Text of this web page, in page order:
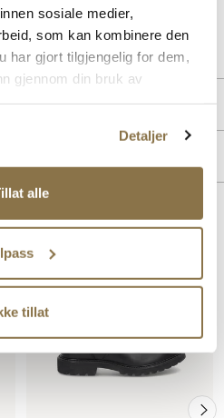
sosiale medier,
som kan kombinere den
har gjort tilgjengelig for dem,
gjennom din bruk av
Detaljer
alle
tillat
produkter